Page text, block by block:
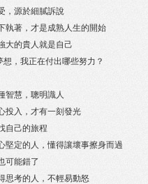
，源於細膩訴說
執著，才是成熟人生的開始
大的貴人就是自己
，我正在付出哪些努力？
智慧，聰明識人
投入，才有一刻發光
自己的旅程
堅定的人，懂得讓壞事擦身而過
可能錯了
思考的人，不輕易動怒